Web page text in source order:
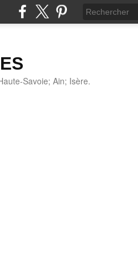
Savoie; Ain; Isère.